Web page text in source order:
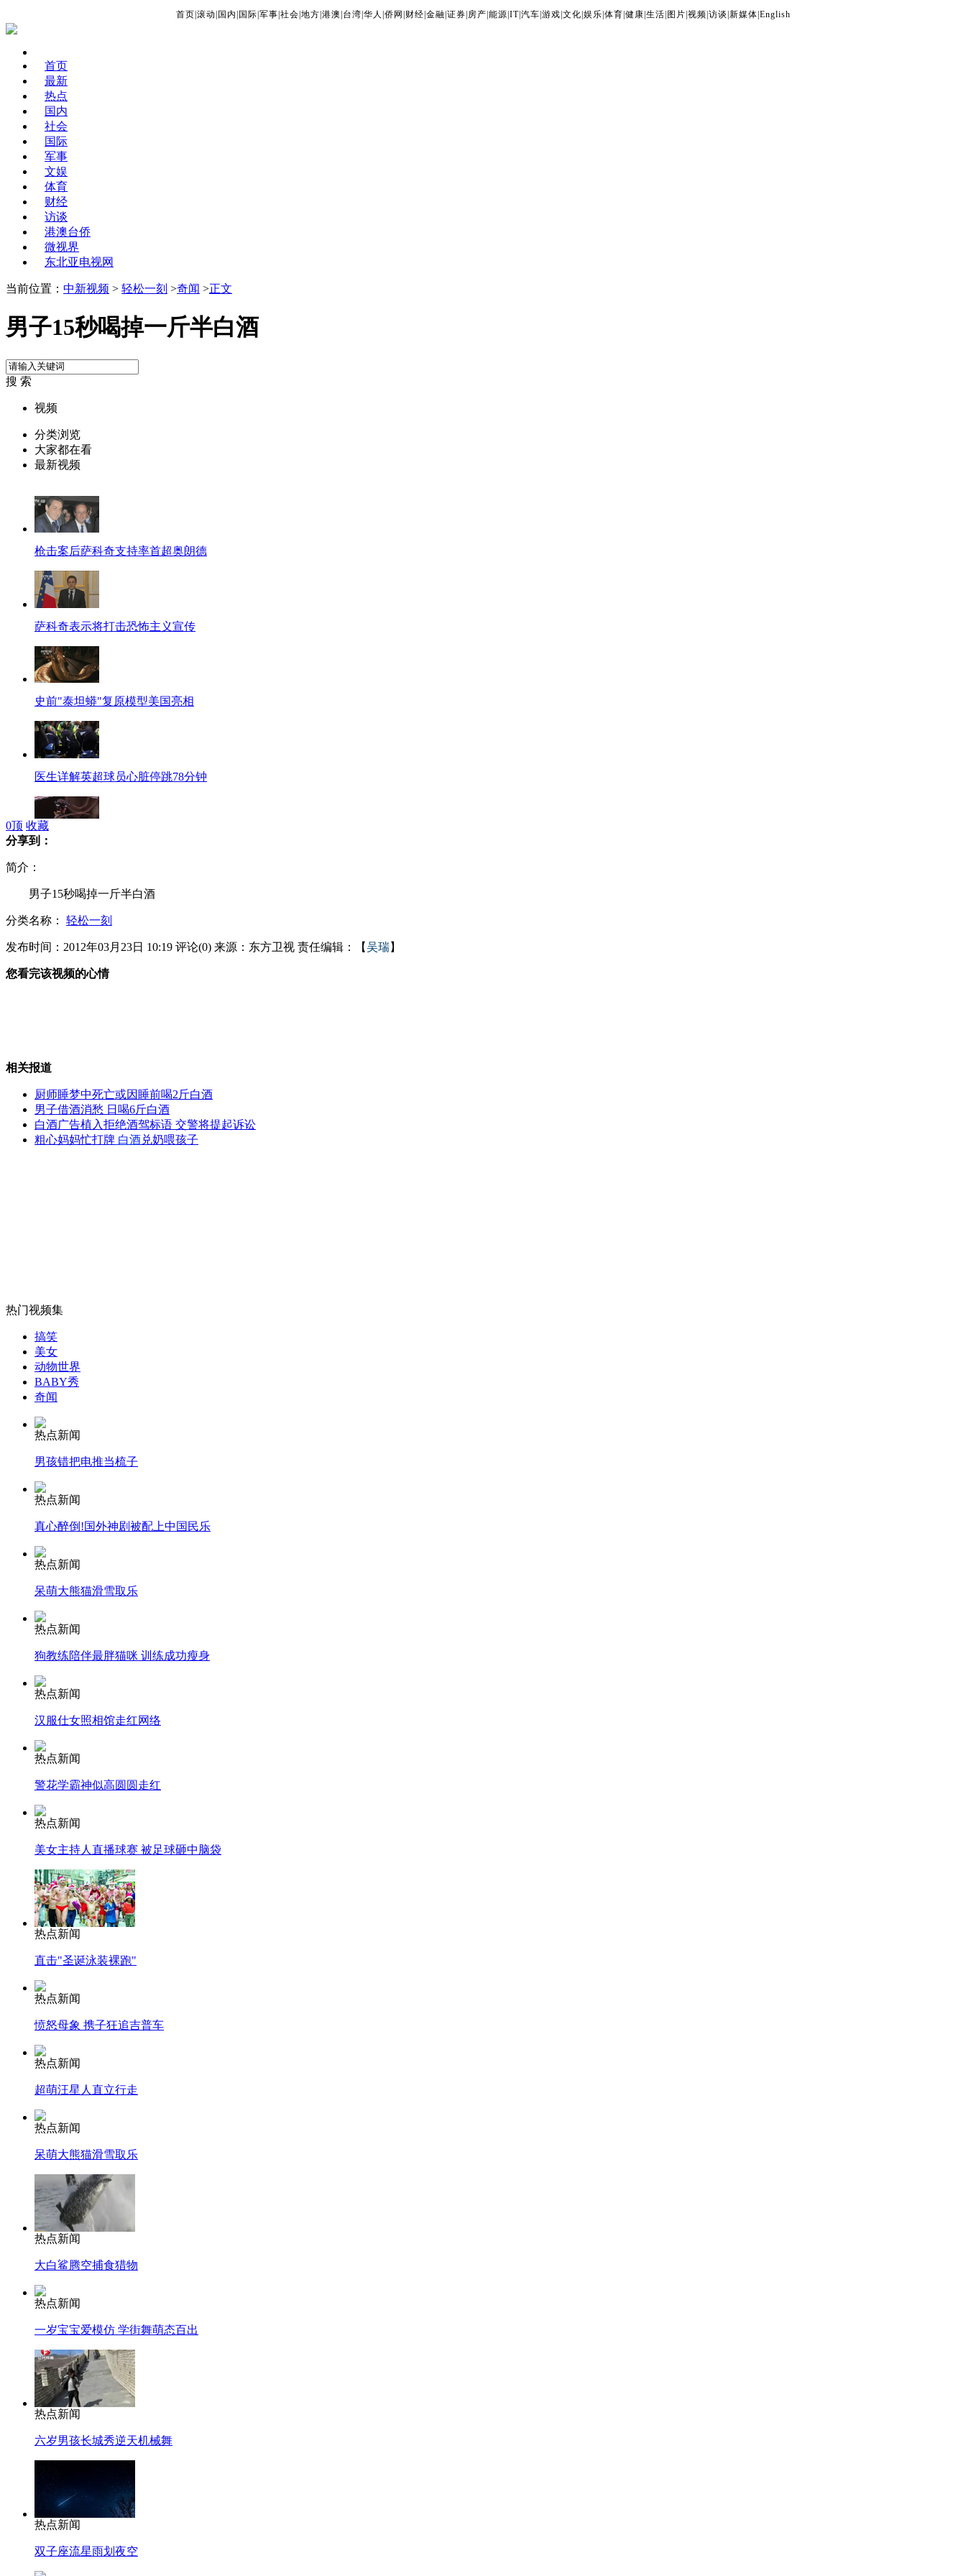
首页 滚动 国内 国际 军事 社会 地方 港澳 台湾 华人 侨网 财经 金融 证券 房产 能源 IT| 汽车 游戏 文化 娱乐 体育 健康 生活 图片 视频 访谈 新媒体 English
首页
最新
热点
国内
社会
国际
军事
文娱
体育
财经
访谈
港澳台侨
微视界
东北亚电视网
当前位置： 中新视频 > 轻松一刻 >奇闻 >正文
男子15秒喝掉一斤半白酒
搜 索
视频
分类浏览
大家都在看
最新视频
枪击案后萨科奇支持率首超奥朗德
萨科奇表示将打击恐怖主义宣传
史前"泰坦蟒"复原模型美国亮相
医生详解英超球员心脏停跳78分钟
侯佩岑称甘于平淡未有造人计划
震撼!旧书打造逼真地质奇观
女孩北京地铁殴打老人 痛下狠手拳打脚踢
无痛分娩是否安全 医生回应
外交部：有关国家言论片面不公正
安徽一实载49人客车翻车
走！跟着总书记去植树
纽约上演“枕头大战”
0顶 收藏
分享到：
简介：
男子15秒喝掉一斤半白酒
分类名称： 轻松一刻
发布时间：2012年03月23日 10:19 评论(0) 来源：东方卫视 责任编辑：【吴瑞】
您看完该视频的心情
相关报道
厨师睡梦中死亡或因睡前喝2斤白酒
男子借酒消愁 日喝6斤白酒
白酒广告植入拒绝酒驾标语 交警将提起诉讼
粗心妈妈忙打牌 白酒兑奶喂孩子
热门视频集
搞笑
美女
动物世界
BABY秀
奇闻
热点新闻
男孩错把电推当梳子
热点新闻
真心醉倒!国外神剧被配上中国民乐
热点新闻
呆萌大熊猫滑雪取乐
热点新闻
狗教练陪伴最胖猫咪 训练成功瘦身
热点新闻
汉服仕女照相馆走红网络
热点新闻
警花学霸神似高圆圆走红
热点新闻
美女主持人直播球赛 被足球砸中脑袋
热点新闻
直击"圣诞泳装裸跑"
热点新闻
愤怒母象 携子狂追吉普车
热点新闻
超萌汪星人直立行走
热点新闻
呆萌大熊猫滑雪取乐
热点新闻
大白鲨腾空捕食猎物
热点新闻
一岁宝宝爱模仿 学街舞萌态百出
热点新闻
六岁男孩长城秀逆天机械舞
热点新闻
双子座流星雨划夜空